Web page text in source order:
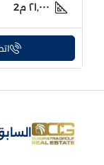
٢١٬٠٠٠ م2